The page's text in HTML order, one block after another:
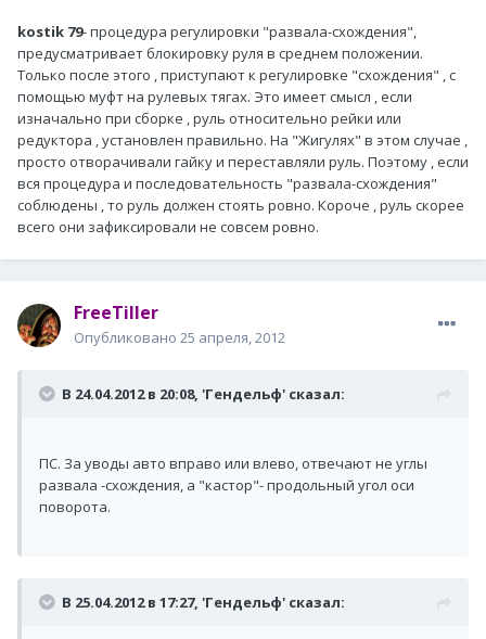
kostik 79- процедура регулировки "развала-схождения",
предусматривает блокировку руля в среднем положении.
Только после этого , приступают к регулировке "схождения" , с
помощью муфт на рулевых тягах. Это имеет смысл , если
изначально при сборке , руль относительно рейки или
редуктора , установлен правильно. На "Жигулях" в этом случае ,
просто отворачивали гайку и переставляли руль. Поэтому , если
вся процедура и последовательность "развала-схождения"
соблюдены , то руль должен стоять ровно. Короче , руль скорее
всего они зафиксировали не совсем ровно.
FreeTiller
Опубликовано 25 апреля, 2012
В 24.04.2012 в 20:08, 'Гендельф' сказал:
ПС. За уводы авто вправо или влево, отвечают не углы
развала -схождения, а "кастор"- продольный угол оси
поворота.
В 25.04.2012 в 17:27, 'Гендельф' сказал: